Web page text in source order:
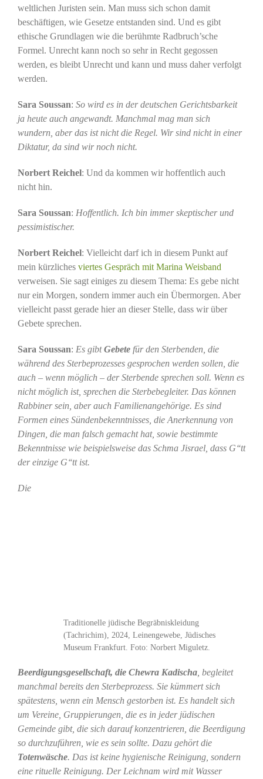
weltlichen Juristen sein. Man muss sich schon damit
beschäftigen, wie Gesetze entstanden sind. Und es gibt
ethische Grundlagen wie die berühmte Radbruch’sche
Formel. Unrecht kann noch so sehr in Recht gegossen
werden, es bleibt Unrecht und kann und muss daher verfolgt
werden.
Sara Soussan: So wird es in der deutschen Gerichtsbarkeit
ja heute auch angewandt. Manchmal mag man sich
wundern, aber das ist nicht die Regel. Wir sind nicht in einer
Diktatur, da sind wir noch nicht.
Norbert Reichel: Und da kommen wir hoffentlich auch
nicht hin.
Sara Soussan: Hoffentlich. Ich bin immer skeptischer und
pessimistischer.
Norbert Reichel: Vielleicht darf ich in diesem Punkt auf
mein kürzliches viertes Gespräch mit Marina Weisband
verweisen. Sie sagt einiges zu diesem Thema: Es gebe nicht
nur ein Morgen, sondern immer auch ein Übermorgen. Aber
vielleicht passt gerade hier an dieser Stelle, dass wir über
Gebete sprechen.
Sara Soussan: Es gibtGebetefür den Sterbenden, die
während des Sterbeprozesses gesprochen werden sollen, die
auch – wenn möglich – der Sterbende sprechen soll. Wenn es
nicht möglich ist, sprechen die Sterbebegleiter. Das können
Rabbiner sein, aber auch Familienangehörige. Es sind
Formen eines Sündenbekenntnisses, die Anerkennung von
Dingen, die man falsch gemacht hat, sowie bestimmte
Bekenntnisse wie beispielsweise das Schma Jisrael, dass G‘‘tt
der einzige G‘‘tt ist.
Traditionelle jüdische Begräbniskleidung
(Tachrichim), 2024, Leinengewebe, Jüdisches
Museum Frankfurt. Foto: Norbert Miguletz.
Die
Beerdigungsgesellschaft, die Chewra Kadischa, begleitet
manchmal bereits den Sterbeprozess. Sie kümmert sich
spätestens, wenn ein Mensch gestorben ist. Es handelt sich
um Vereine, Gruppierungen, die es in jeder jüdischen
Gemeinde gibt, die sich darauf konzentrieren, die Beerdigung
so durchzuführen, wie es sein sollte. Dazu gehört die
Totenwäsche. Das ist keine hygienische Reinigung, sondern
eine rituelle Reinigung. Der Leichnam wird mit Wasser